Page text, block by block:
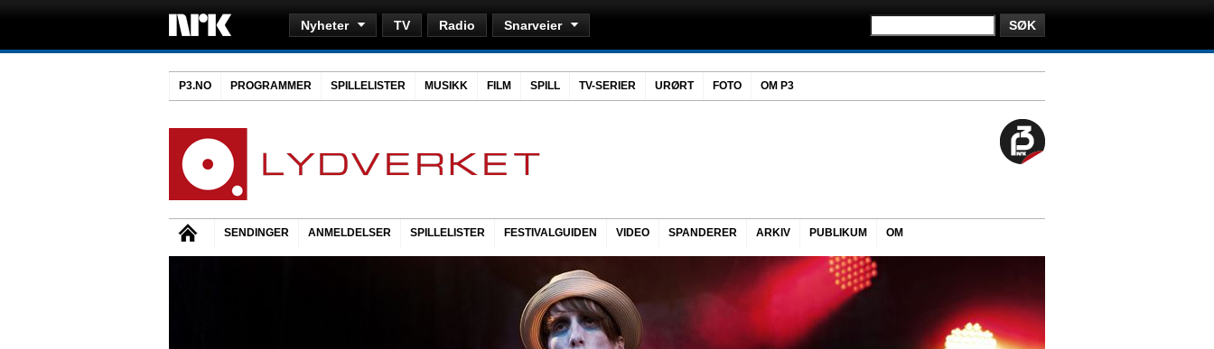
Nyheter TV Radio Snarveier
P3.NO PROGRAMMER SPILLELISTER MUSIKK FILM SPILL TV-SERIER URØRT FOTO OM P3
SENDINGER ANMELDELSER SPILLELISTER FESTIVALGUIDEN VIDEO SPANDERER ARKIV PUBLIKUM OM